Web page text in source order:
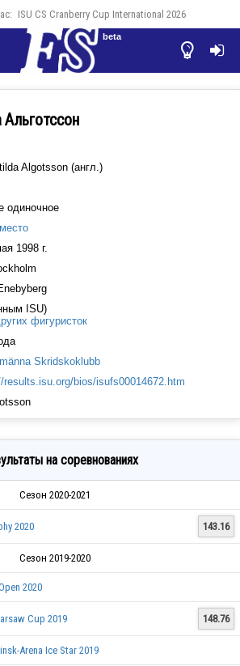
ISU CS Cranberry Cup International 2026


beta
Algotsson (англ.)
одиночное
1998 г.
ISU)
фигуристок
Skridskoklubb
results.isu.org/bios/isufs00014672.htm
на соревнованиях
Сезон 2020-2021
2020 143.16
Сезон 2019-2020
2020
Cup 2019 148.76
Arena Ice Star 2019